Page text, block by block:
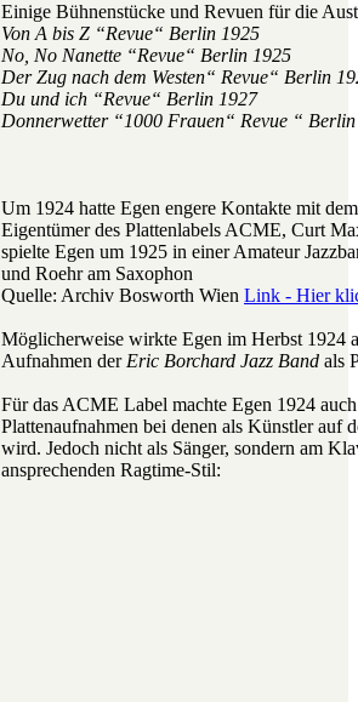
Einige Bühnenstücke und Revuen für die
Von A bis Z “Revue“ Berlin 1925
No, No Nanette “Revue“ Berlin 1925
Der Zug nach dem Westen“ Revue“ Berlin
Du und ich “Revue“ Berlin 1927
Donnerwetter “1000 Frauen“ Revue “
Um 1924 hatte Egen engere Kontakte mit
Eigentümer des Plattenlabels ACME, Curt
spielte Egen um 1925 in einer Amateur
und Roehr am Saxophon
Quelle: Archiv Bosworth Wien Link - Hier
Möglicherweise wirkte Egen im Herbst 1924
Aufnahmen der Eric Borchard Jazz Band als
Für das ACME Label machte Egen 1924 auch
Plattenaufnahmen bei denen als Künstler auf
wird. Jedoch nicht als Sänger, sondern am
ansprechenden Ragtime-Stil: